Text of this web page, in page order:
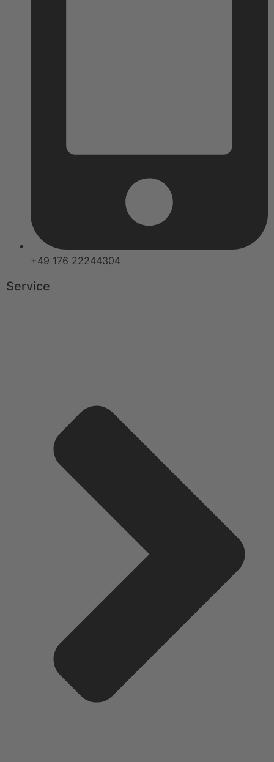
+49 176 22244304
Service